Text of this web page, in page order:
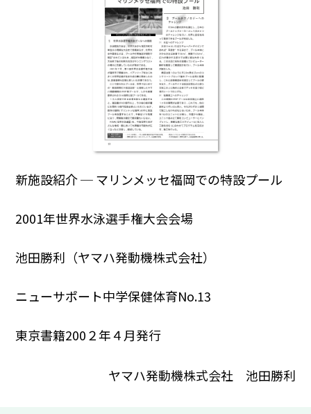
新施設紹介 ─ マリンメッセ福岡での特設プール
2001年世界水泳選手権大会会場
池田勝利（ヤマハ発動機株式会社）
ニューサポート中学保健体育No.13
東京書籍200２年４月発行
ヤマハ発動機株式会社 池田勝利